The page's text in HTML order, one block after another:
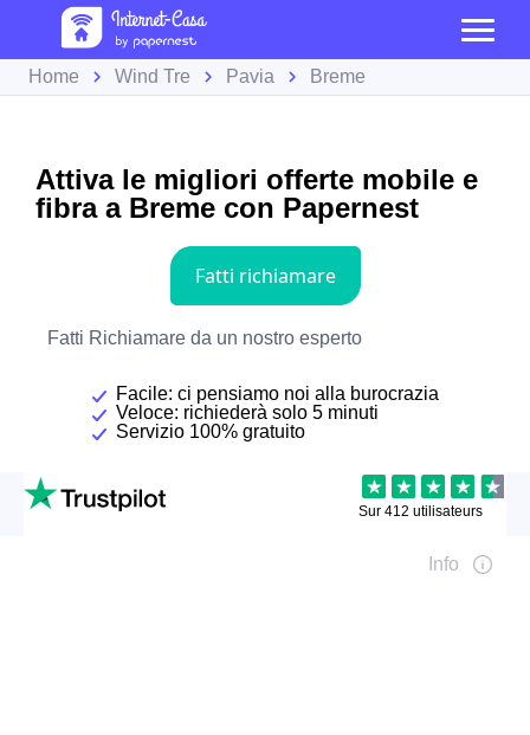
Home Wind Tre Pavia Breme